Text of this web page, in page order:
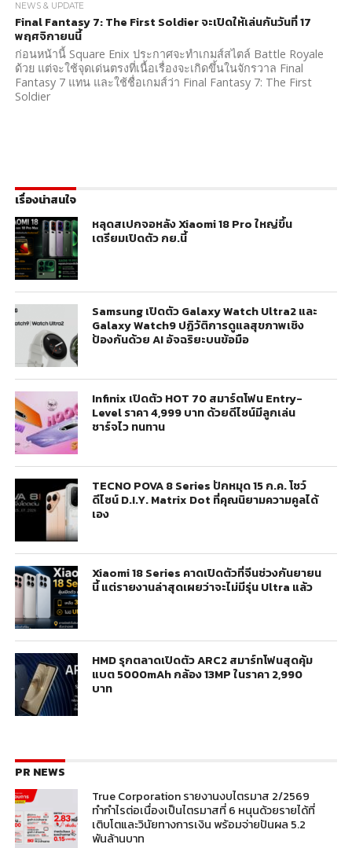
NEWS & UPDATE
Final Fantasy 7: The First Soldier จะเปิดให้เล่นกันวันที่ 17
พฤศจิกายนนี้
ก่อนหน้านี้ Square Enix ประกาศจะทำเกมส์สไตล์ Battle Royale
ด้วย แต่จะใช้จุดเด่นตรงที่เนื้อเรื่องจะเกิดขึ้นในจักรวาล Final
Fantasy 7 แทน และใช้ชื่อเกมส์ว่า Final Fantasy 7: The First
Soldier
เรื่องน่าสนใจ
หลุดสเปกจอหลัง Xiaomi 18 Pro ใหญ่ขึ้น
เตรียมเปิดตัว กย.นี้
Samsung เปิดตัว Galaxy Watch Ultra2 และ
Galaxy Watch9 ปฏิวัติการดูแลสุขภาพเชิง
ป้องกันด้วย AI อัจฉริยะบนข้อมือ
Infinix เปิดตัว HOT 70 สมาร์ตโฟน Entry-
Level ราคา 4,999 บาท ด้วยดีไซน์มีลูกเล่น
ชาร์จไว ทนทาน
TECNO POVA 8 Series ปักหมุด 15 ก.ค. โชว์
ดีไซน์ D.I.Y. Matrix Dot ที่คุณนิยามความคูลได้
เอง
Xiaomi 18 Series คาดเปิดตัวที่จีนช่วงกันยายน
นี้ แต่รายงานล่าสุดเผยว่าจะไม่มีรุ่น Ultra แล้ว
HMD รุกตลาดเปิดตัว ARC2 สมาร์ทโฟนสุดคุ้ม
แบต 5000mAh กล้อง 13MP ในราคา 2,990
บาท
PR NEWS
True Corporation รายงานงบไตรมาส 2/2569
ทำกำไรต่อเนื่องเป็นไตรมาสที่ 6 หนุนด้วยรายได้ที่
เติบโตและวินัยทางการเงิน พร้อมจ่ายปันผล 5.2
พันล้านบาท